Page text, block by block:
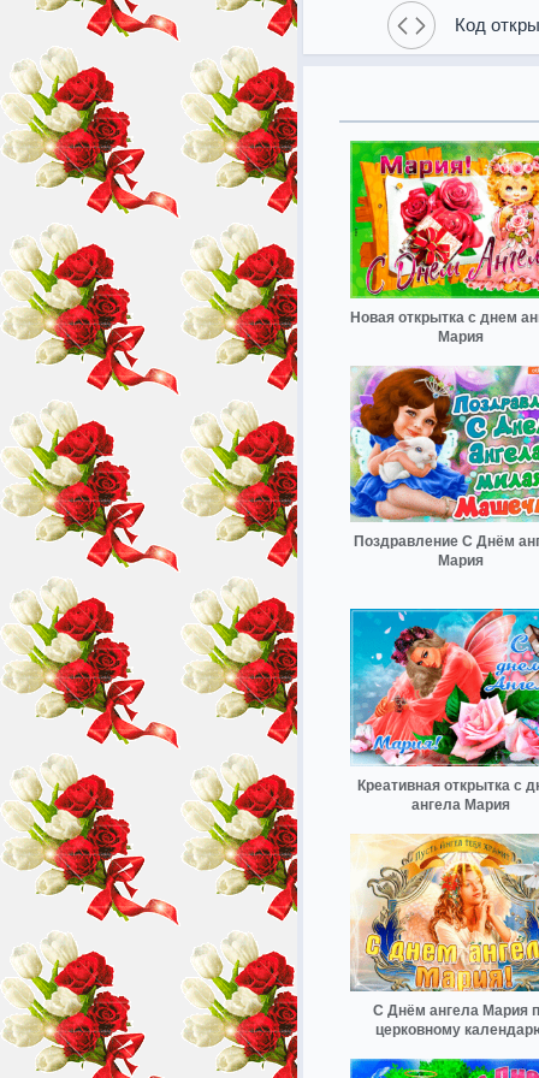
Код
Новая открытка с днем
Мария
Поздравление С Днём
Мария
Креативная открытка с
ангела Мария
С Днём ангела Мария
церковному